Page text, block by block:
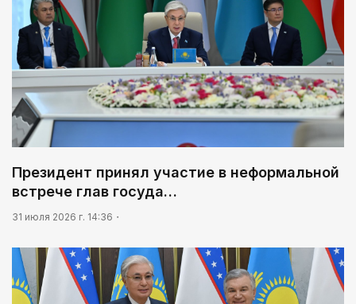
Президент принял участие в неформальной
встрече глав госуда…
31 июля 2026 г. 14:36